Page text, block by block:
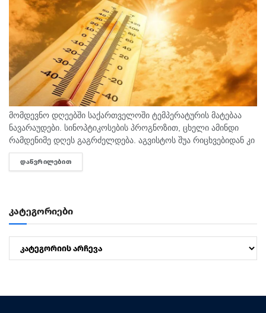
მომდევნო დღეებში საქართველოში ტემპერატურის მატებაა
ნავარაუდები. სინოპტიკოსების პროგნოზით, ცხელი ამინდი
რამდენიმე დღეს გაგრძელდება. აგვისტოს შუა რიცხვებიდან კი
ტემპერატურა 40 გრადუსს მიაღწევს. "ტემპერატურამ აგვისტოს
თვეში შესაძლოა 35-40 გრადუსს მიაღწიოს, ანუ ამ...
ᲓᲐᲬᲕᲠᲘᲚᲔᲑᲘᲗ
კატეგორიები
კატეგორიები